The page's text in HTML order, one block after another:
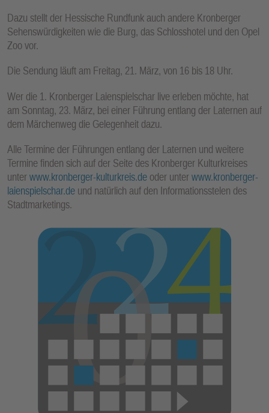
Dazu stellt der Hessische Rundfunk auch andere Kronberger
Sehenswürdigkeiten wie die Burg, das Schlosshotel und den Opel
Zoo vor.
Die Sendung läuft am Freitag, 21. März, von 16 bis 18 Uhr.
Wer die 1. Kronberger Laienspielschar live erleben möchte, hat
am Sonntag, 23. März, bei einer Führung entlang der Laternen auf
dem Märchenweg die Gelegenheit dazu.
Alle Termine der Führungen entlang der Laternen und weitere
Termine finden sich auf der Seite des Kronberger Kulturkreises
unterwww.kronberger-kulturkreis.de oder unterwww.kronberger-
laienspielschar.de und natürlich auf den Informationsstelen des
Stadtmarketings.